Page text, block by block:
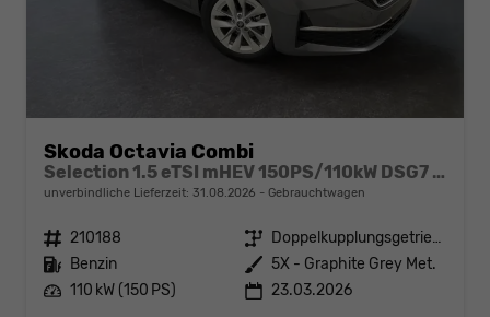
Skoda Octavia Combi
Selection 1.5 eTSI mHEV 150PS/110kW DSG7 2026 +AHK+SUNSET+3-ZONE+RFK+KESSY+EL.HECK+BHZ. LENKRAD
unverbindliche Lieferzeit: 31.08.2026 Gebrauchtwagen
Fahrzeugnr. 210188 Getriebe
Doppelkupplungsgetriebe (DSG)
Kraftstoff Benzin Außenfarbe 5X - Graphite Grey Met.
Leistung 110 kW (150 PS) 23.03.2026